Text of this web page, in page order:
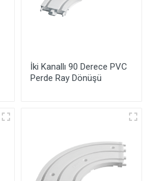
İki Kanallı 90 Derece PVC
Perde Ray Dönüşü